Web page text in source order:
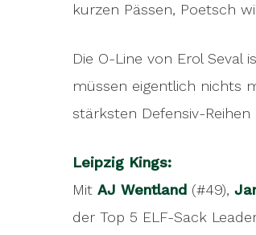
kurzen Pässen, Poetsch
Die O-Line von Erol Seval
müssen eigentlich nichts
stärksten Defensiv-Reihen
Leipzig Kings:
Mit AJ Wentland (#49),
der Top 5 ELF-Sack